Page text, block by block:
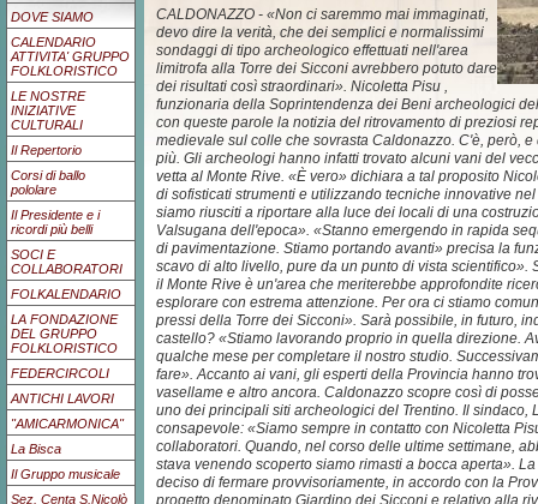
DOVE SIAMO
CALENDARIO
ATTIVITA' GRUPPO
FOLKLORISTICO
LE NOSTRE
INIZIATIVE
CULTURALI
Il Repertorio
Corsi di ballo
pololare
Il Presidente e i
ricordi più belli
SOCI E
COLLABORATORI
FOLKALENDARIO
LA FONDAZIONE
DEL GRUPPO
FOLKLORISTICO
FEDERCIRCOLI
ANTICHI LAVORI
"AMICARMONICA"
La Bisca
Il Gruppo musicale
Sez. Centa S.Nicolò
CALDONAZZO - «Non ci saremmo mai immaginati,
devo dire la verità, che dei semplici e normalissimi
sondaggi di tipo archeologico effettuati nell'area
limitrofa alla Torre dei Sicconi avrebbero potuto dare
dei risultati così straordinari». Nicoletta Pisu ,
funzionaria della Soprintendenza dei Beni archeologici
con queste parole la notizia del ritrovamento di preziosi
medievale sul colle che sovrasta Caldonazzo. C'è, però,
più. Gli archeologi hanno infatti trovato alcuni vani del
vetta al Monte Rive. «È vero» dichiara a tal proposito
di sofisticati strumenti e utilizzando tecniche innovative
siamo riusciti a riportare alla luce dei locali di una
Valsugana dell'epoca». «Stanno emergendo in rapida
di pavimentazione. Stiamo portando avanti» precisa la
scavo di alto livello, pure da un punto di vista scientifico».
il Monte Rive è un'area che meriterebbe approfondite
esplorare con estrema attenzione. Per ora ci stiamo
pressi della Torre dei Sicconi». Sarà possibile, in futuro,
castello? «Stiamo lavorando proprio in quella direzione.
qualche mese per completare il nostro studio.
fare». Accanto ai vani, gli esperti della Provincia hanno
vasellame e altro ancora. Caldonazzo scopre così di
uno dei principali siti archeologici del Trentino. Il sindaco,
consapevole: «Siamo sempre in contatto con Nicoletta
collaboratori. Quando, nel corso delle ultime settimane,
stava venendo scoperto siamo rimasti a bocca aperta».
deciso di fermare provvisoriamente, in accordo con la
progetto denominato Giardino dei Sicconi e relativo alla